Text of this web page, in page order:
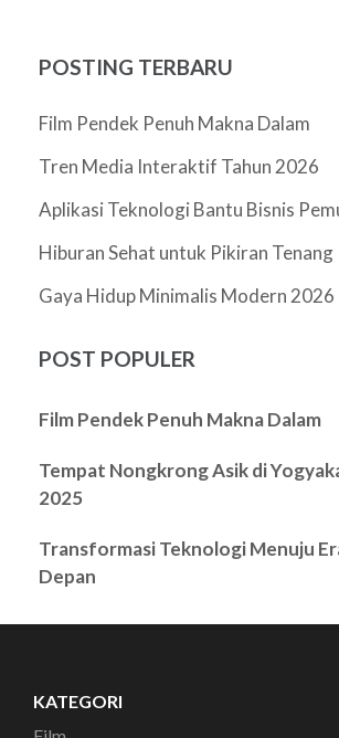
POSTING TERBARU
Film Pendek Penuh Makna Dalam
Tren Media Interaktif Tahun 2026
Aplikasi Teknologi Bantu Bisnis
Hiburan Sehat untuk Pikiran Tenang
Gaya Hidup Minimalis Modern 2026
POST POPULER
Film Pendek Penuh Makna Dalam
Tempat Nongkrong Asik di
2025
Transformasi Teknologi Menuju
Depan
KATEGORI